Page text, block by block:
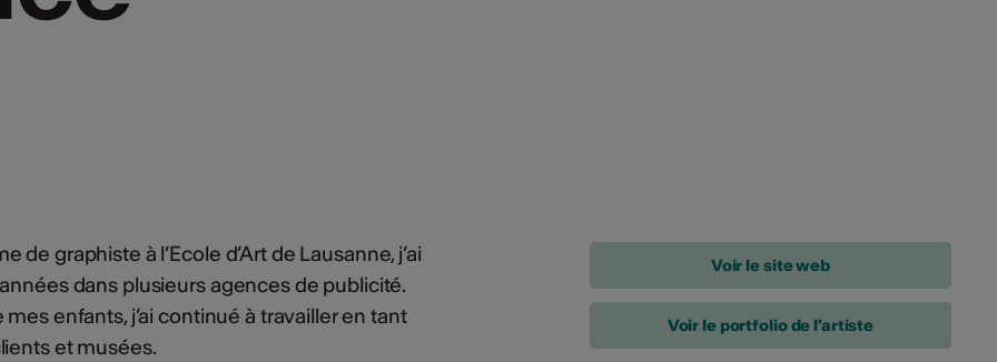
graphiste à l’Ecole d’Art de Lausanne, j’ai
dans plusieurs agences de publicité.
enfants, j’ai continué à travailler en tant
et musées.
Voir le portfolio de l'artiste